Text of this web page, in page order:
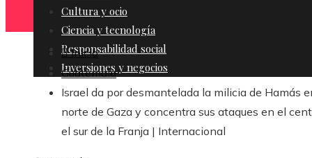
Cultura y ocio
Ciencia y tecnología
Responsabilidad social
Inversiones y negocios
Inicio
Guatemala
Israel da por desmantelada la milicia de Hamás
norte de Gaza y concentra sus ataques en el
el sur de la Franja | Internacional